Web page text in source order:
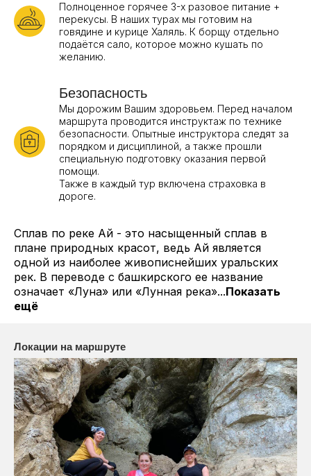
Полноценное горячее 3-х разовое питание +
перекусы. В наших турах мы готовим на
говядине и курице Халяль. К борщу отдельно
подаётся сало, которое можно кушать по
желанию.
Безопасность
Мы дорожим Вашим здоровьем. Перед началом
маршрута проводится инструктаж по технике
безопасности. Опытные инструктора следят за
порядком и дисциплиной, а также прошли
специальную подготовку оказания первой
помощи.
Также в каждый тур включена страховка в
дороге.
Сплав по реке Ай - это насыщенный сплав в
плане природных красот, ведь Ай является
одной из наиболее живописнейших уральских
рек. В переводе с башкирского ее название
означает «Луна» или «Лунная река»...Показать
ещё
Локации на маршруте